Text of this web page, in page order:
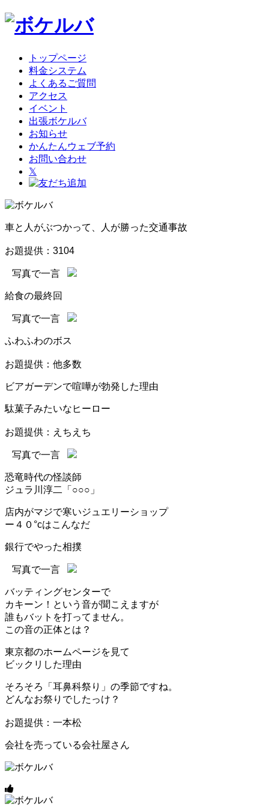
トップページ
料金システム
よくあるご質問
アクセス
イベント
出張ボケルバ
お知らせ
かんたんウェブ予約
お問い合わせ
𝕏
車と人がぶつかって、人が勝った交通事故
お題提供：3104
写真で一言
給食の最終回
写真で一言
ふわふわのボス
お題提供：他多数
ビアガーデンで喧嘩が勃発した理由
駄菓子みたいなヒーロー
お題提供：えちえち
写真で一言
恐竜時代の怪談師
ジュラ川淳二「○○○」
店内がマジで寒いジュエリーショップ
ー４０°cはこんなだ
銀行でやった相撲
写真で一言
バッティングセンターで
カキーン！という音が聞こえますが
誰もバットを打ってません。
この音の正体とは？
東京都のホームページを見て
ビックリした理由
そろそろ「耳鼻科祭り」の季節ですね。
どんなお祭りでしたっけ？
お題提供：一本松
会社を売っている会社屋さん